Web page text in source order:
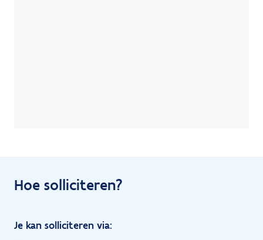
Hoe solliciteren?
Je kan solliciteren via: